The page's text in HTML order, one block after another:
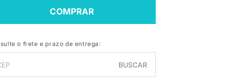
COMPRAR
o frete e prazo de entrega:
BUSCAR